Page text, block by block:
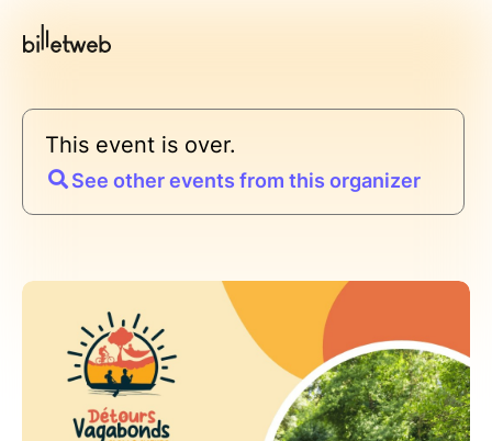
This event is over.
See other events from this organizer